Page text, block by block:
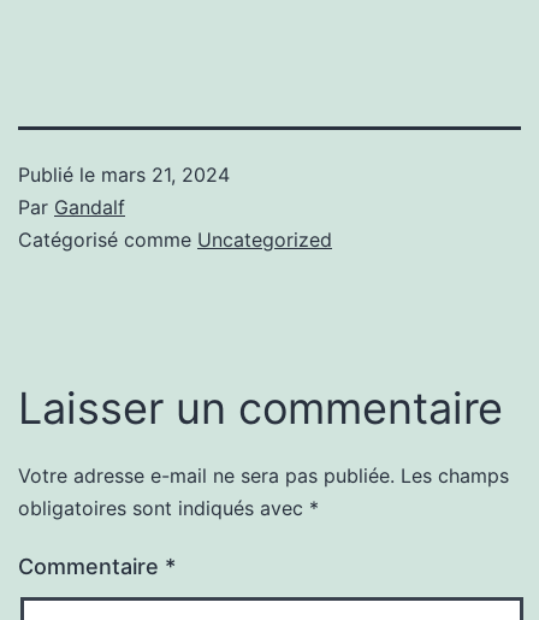
Publié le mars 21, 2024
Par Gandalf
Catégorisé comme Uncategorized
Laisser un commentaire
Votre adresse e-mail ne sera pas publiée. Les champs
obligatoires sont indiqués avec *
Commentaire *